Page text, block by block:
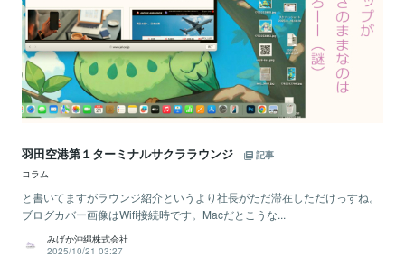
羽田空港第１ターミナルサクララウンジ
記事
コラム
と書いてますがラウンジ紹介というより社長がただ滞在しただけっすね。
ブログカバー画像はWifi接続時です。Macだとこうな...
みげか沖縄株式会社
2025/10/21 03:27